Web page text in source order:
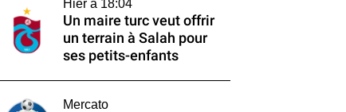
Hier à 18:04
Un maire turc veut offrir
un terrain à Salah pour
ses petits-enfants
Mercato